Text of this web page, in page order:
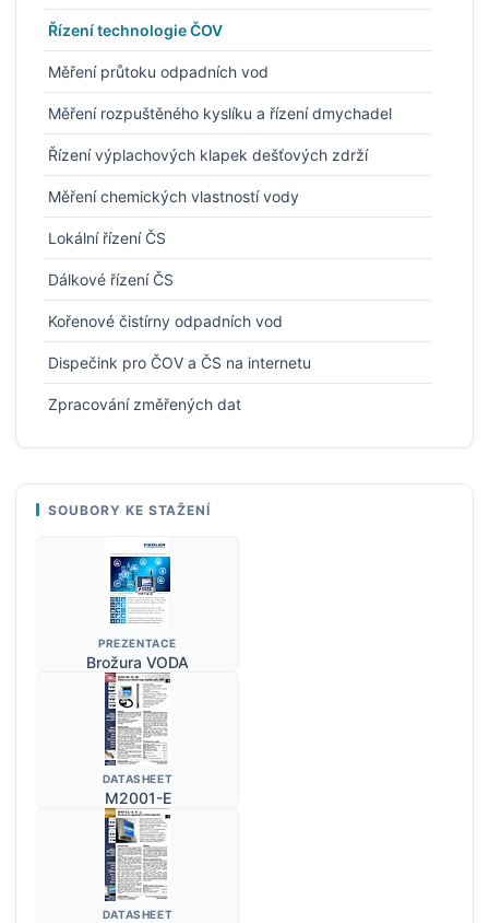
Řízení technologie ČOV
Měření průtoku odpadních vod
Měření rozpuštěného kyslíku a řízení dmychadel
Řízení výplachových klapek dešťových zdrží
Měření chemických vlastností vody
Lokální řízení ČS
Dálkové řízení ČS
Kořenové čistírny odpadních vod
Dispečink pro ČOV a ČS na internetu
Zpracování změřených dat
SOUBORY KE STAŽENÍ
PREZENTACE
Brožura VODA
DATASHEET
M2001-E
DATASHEET